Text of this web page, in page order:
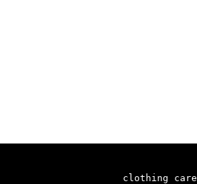
clothing care